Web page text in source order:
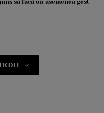
să facă un asemenea gest